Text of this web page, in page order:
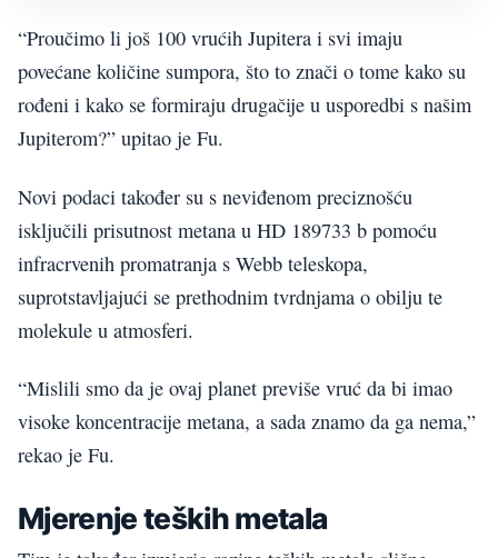
“Proučimo li još 100 vrućih Jupitera i svi imaju
povećane količine sumpora, što to znači o tome kako su
rođeni i kako se formiraju drugačije u usporedbi s našim
Jupiterom?” upitao je Fu.
Novi podaci također su s neviđenom preciznošću
isključili prisutnost metana u HD 189733 b pomoću
infracrvenih promatranja s Webb teleskopa,
suprotstavljajući se prethodnim tvrdnjama o obilju te
molekule u atmosferi.
“Mislili smo da je ovaj planet previše vruć da bi imao
visoke koncentracije metana, a sada znamo da ga nema,”
rekao je Fu.
Mjerenje teških metala